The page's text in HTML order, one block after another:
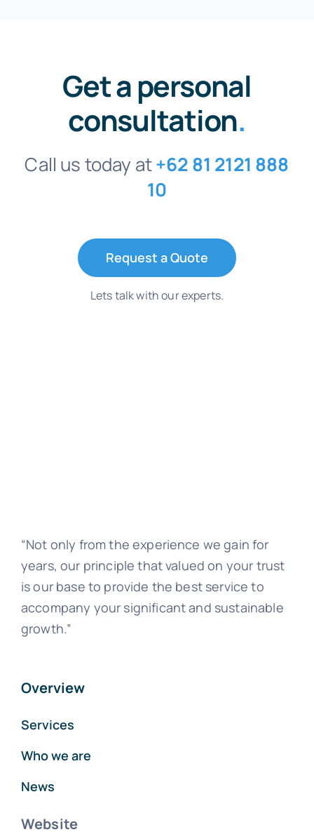
Get a personal
consultation.
Call us today at+62 81 2121 888
10
Request a Quote
Lets talk with our experts.
“Not only from the experience we gain for
years, our principle that valued on your trust
is our base to provide the best service to
accompany your significant and sustainable
growth.”
Overview
Services
Who we are
News
Website